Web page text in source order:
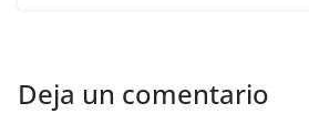
Deja un comentario